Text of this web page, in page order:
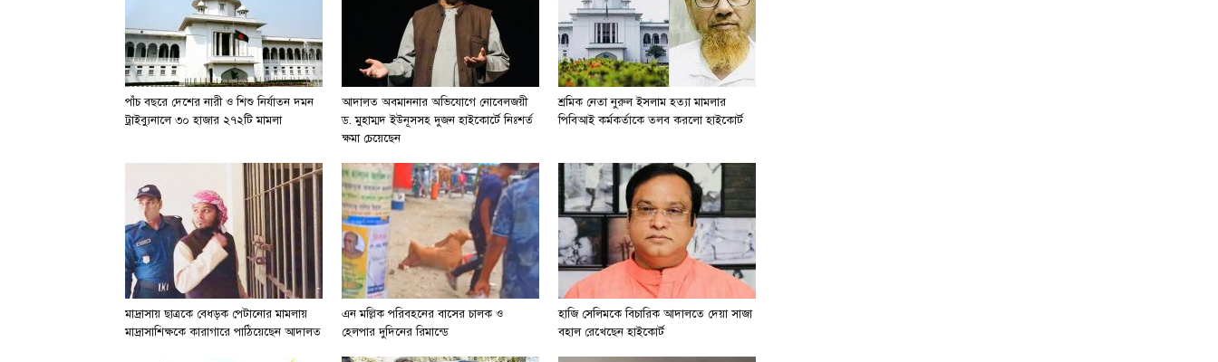
পাঁচ বছরে দেশের নারী ও শিশু নির্যাতন দমন
ট্রাইব্যুনালে ৩০ হাজার ২৭২টি মামলা
আদালত অবমাননার অভিযোগে নোবেলজয়ী
ড. মুহাম্মদ ইউনূসসহ দুজন হাইকোর্টে নিঃশর্ত
ক্ষমা চেয়েছেন
শ্রমিক নেতা নুরুল ইসলাম হত্যা মামলার
পিবিআই কর্মকর্তাকে তলব করলো হাইকোর্ট
মাদ্রাসায় ছাত্রকে বেধড়ক পেটানোর মামলায়
মাদ্রাসাশিক্ষকে কারাগারে পাঠিয়েছেন আদালত
এন মল্লিক পরিবহনের বাসের চালক ও
হেলপার দুদিনের রিমান্ডে
হাজি সেলিমকে বিচারিক আদালতে দেয়া সাজা
বহাল রেখেছেন হাইকোর্ট